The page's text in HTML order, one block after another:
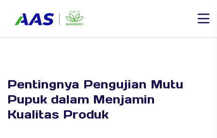
Pentingnya Pengujian Mutu
Pupuk dalam Menjamin
Kualitas Produk